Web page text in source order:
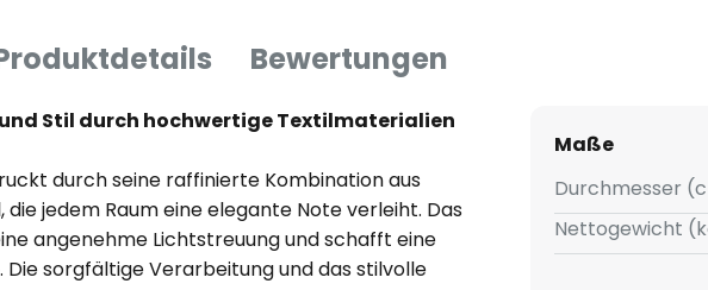
Bewertungen
Stil durch hochwertige Textilmaterialien
durch seine raffinierte Kombination aus
jedem Raum eine elegante Note verleiht. Das
angenehme Lichtstreuung und schafft eine
sorgfältige Verarbeitung und das stilvolle
Maße
Durchmesser
Nettogewicht